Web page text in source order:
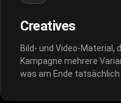
Creatives
Bild- und Video-Material,
Kampagne mehrere
was am Ende